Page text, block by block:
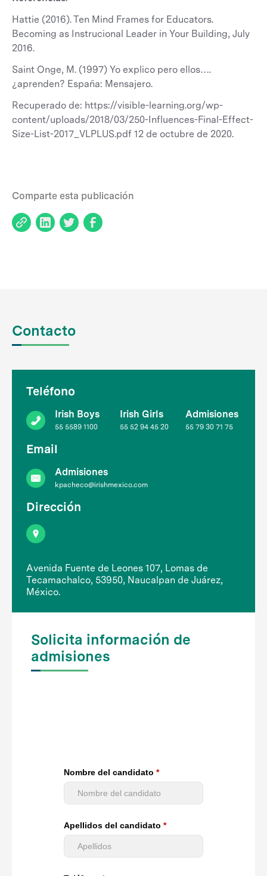
Hattie (2016). Ten Mind Frames for Educators.
Becoming as Instrucional Leader in Your Building, July
2016.
Saint Onge, M. (1997) Yo explico pero ellos….
¿aprenden? España: Mensajero.
Recuperado de: https://visible-learning.org/wp-
content/uploads/2018/03/250-Influences-Final-Effect-
Size-List-2017_VLPLUS.pdf 12 de octubre de 2020.
Comparte esta publicación
Contacto
Teléfono
Irish Boys
55 5589 1100
Irish Girls
55 52 94 45 20
Admisiones
55 79 30 71 75
Email
Admisiones
kpacheco@irishmexico.com
Dirección
Avenida Fuente de Leones 107, Lomas de
Tecamachalco, 53950, Naucalpan de Juárez,
México.
Solicita información de
admisiones
Nombre del candidato
Apellidos del candidato